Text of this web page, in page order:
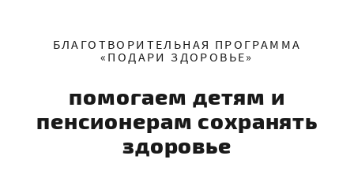
БЛАГОТВОРИТЕЛЬНАЯ ПРОГРАММА
«ПОДАРИ ЗДОРОВЬЕ»
помогаем детям и
пенсионерам сохранять
здоровье